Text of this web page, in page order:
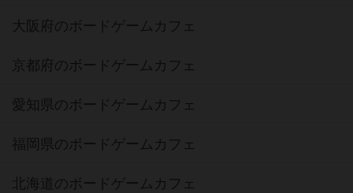
大阪府のボードゲームカフェ
京都府のボードゲームカフェ
愛知県のボードゲームカフェ
福岡県のボードゲームカフェ
北海道のボードゲームカフェ